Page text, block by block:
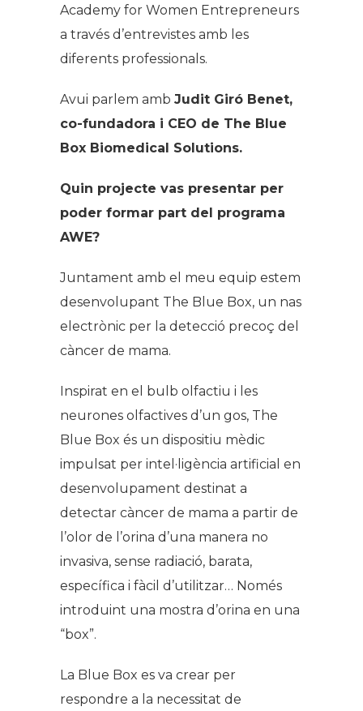
Academy for Women Entrepreneurs
a través d’entrevistes amb les
diferents professionals.
Avui parlem amb Judit Giró Benet,
co-fundadora i CEO de The Blue
Box Biomedical Solutions.
Quin projecte vas presentar per
poder formar part del programa
AWE?
Juntament amb el meu equip estem
desenvolupant The Blue Box, un nas
electrònic per la detecció precoç del
càncer de mama.
Inspirat en el bulb olfactiu i les
neurones olfactives d’un gos, The
Blue Box és un dispositiu mèdic
impulsat per intel·ligència artificial en
desenvolupament destinat a
detectar càncer de mama a partir de
l’olor de l’orina d’una manera no
invasiva, sense radiació, barata,
específica i fàcil d’utilitzar… Només
introduint una mostra d’orina en una
“box”.
La Blue Box es va crear per
respondre a la necessitat de